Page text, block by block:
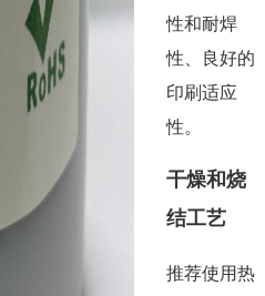
性和耐焊
性、良好的
印刷适应
性。
干燥和烧
结工艺
推荐使用热